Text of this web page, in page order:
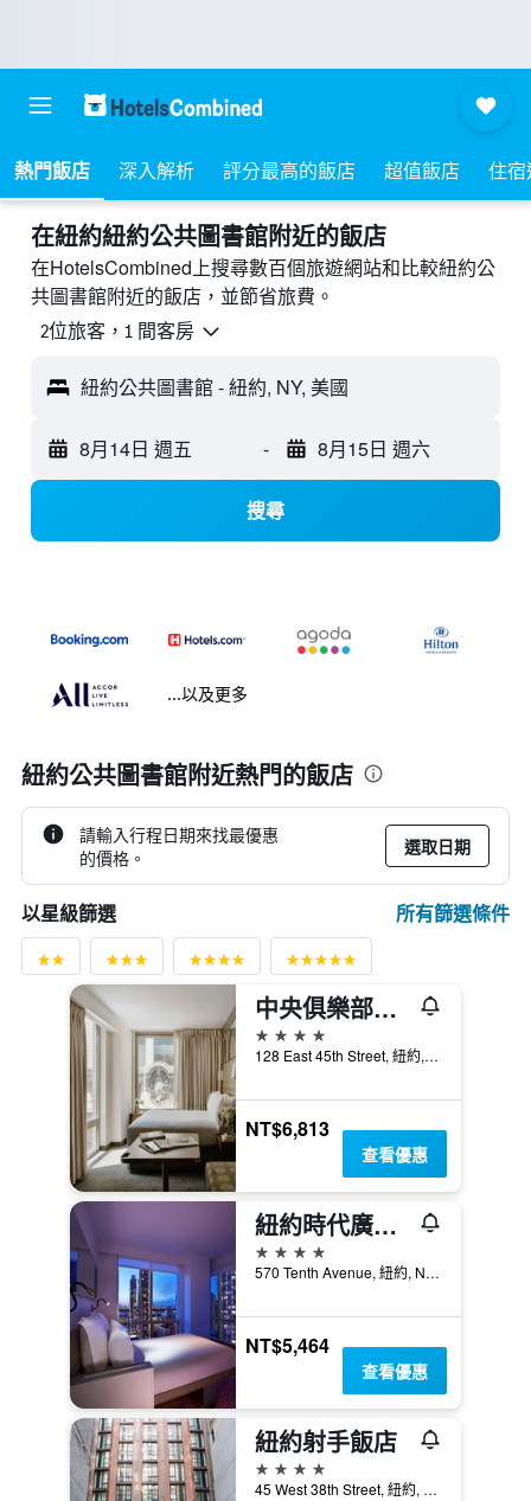
熱門飯店 深入解析 評分最高的飯店 超值飯店 住
​在紐約紐約公共圖書館附近​的飯店
在HotelsCombined上搜尋數百個旅遊網站和比較紐約公
共圖書館附近的飯店，並節省旅費。
2位旅客，1 間客房
紐約公共圖書館 - 紐約, NY, 美國
8月14日 週五 - 8月15日 週六
搜尋
...以及更多
紐約公共圖書館附近熱門的飯店
請輸入行程日期來找最優惠
的價格。
選取日期
以星級篩選 所有篩選條件
中央俱樂部住宅酒店 - 紐約
4星級
128 East 45th Street, 紐約, NY, 美國
NT$6,813
查看優惠
紐約時代廣場優特爾酒店
4星級
570 Tenth Avenue, 紐約, NY, 美國
NT$5,464
查看優惠
紐約射手飯店
4星級
45 West 38th Street, 紐約, NY, 美國